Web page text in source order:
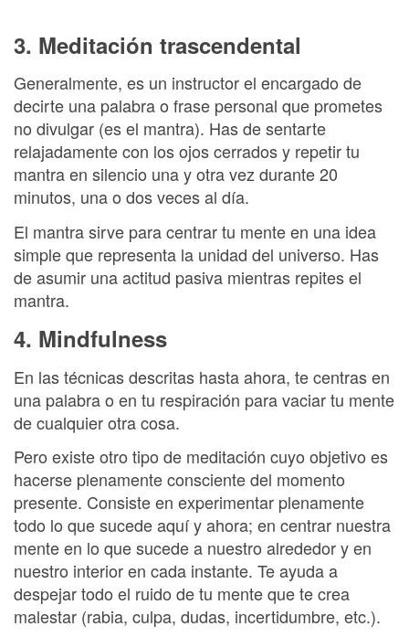
3. Meditación trascendental
Generalmente, es un instructor el encargado de
decirte una palabra o frase personal que prometes
no divulgar (es el mantra). Has de sentarte
relajadamente con los ojos cerrados y repetir tu
mantra en silencio una y otra vez durante 20
minutos, una o dos veces al día.
El mantra sirve para centrar tu mente en una idea
simple que representa la unidad del universo. Has
de asumir una actitud pasiva mientras repites el
mantra.
4. Mindfulness
En las técnicas descritas hasta ahora, te centras en
una palabra o en tu respiración para vaciar tu mente
de cualquier otra cosa.
Pero existe otro tipo de meditación cuyo objetivo es
hacerse plenamente consciente del momento
presente. Consiste en experimentar plenamente
todo lo que sucede aquí y ahora; en centrar nuestra
mente en lo que sucede a nuestro alrededor y en
nuestro interior en cada instante. Te ayuda a
despejar todo el ruido de tu mente que te crea
malestar (rabia, culpa, dudas, incertidumbre, etc.).